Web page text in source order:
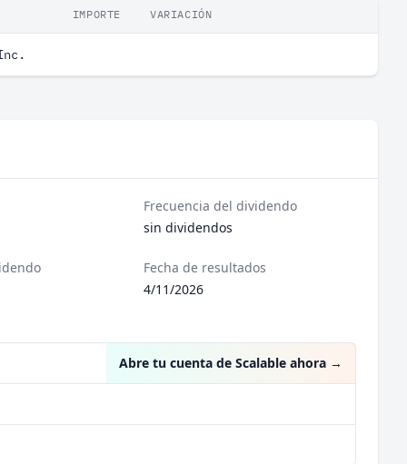
IMPORTE VARIACIÓN
Frecuencia del dividendo
sin dividendos
Fecha de resultados
4/11/2026
Abre tu cuenta de Scalable ahora →